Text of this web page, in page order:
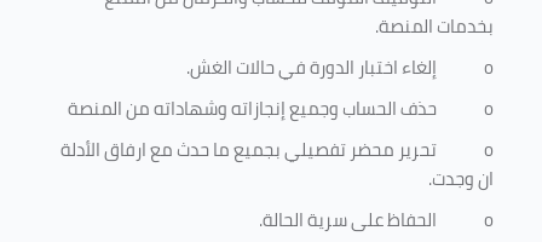
بخدمات المنصة.
o
إلغاء اختبار الدورة في حالات الغش.
o
حذف الحساب وجميع إنجازاته وشهاداته من المنصة
o
تحرير محضر تفصيلي بجميع ما حدث مع ارفاق الأدلة
ان وجدت.
o
الحفاظ على سرية الحالة.